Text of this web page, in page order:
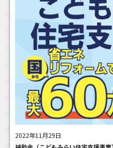
2022年11月29日